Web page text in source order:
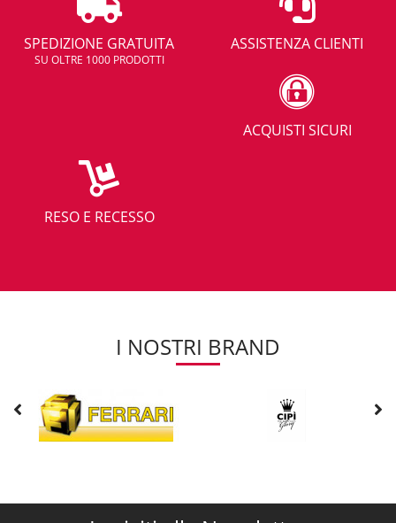
SPEDIZIONE GRATUITA
SU OLTRE 1000 PRODOTTI
ASSISTENZA CLIENTI
ACQUISTI SICURI
RESO E RECESSO
I NOSTRI BRAND